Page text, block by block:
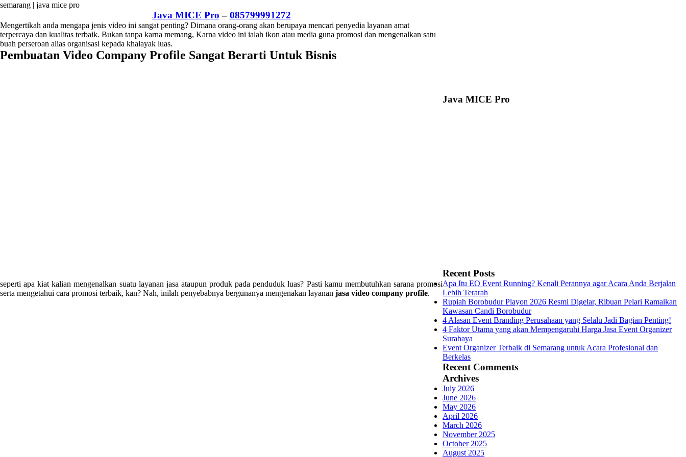
Java MICE Pro – 085799991272
Mengertikah anda mengapa jenis video ini sangat penting? Dimana orang-orang akan berupaya mencari penyedia layanan amat
terpercaya dan kualitas terbaik. Bukan tanpa karna memang, Karna video ini ialah ikon atau media guna promosi dan mengenalkan satu
buah perseroan alias organisasi kepada khalayak luas.
Pembuatan Video Company Profile Sangat Berarti Untuk Bisnis
seperti apa kiat kalian mengenalkan suatu layanan jasa ataupun produk pada penduduk luas? Pasti kamu membutuhkan sarana promosi
serta mengetahui cara promosi terbaik, kan? Nah, inilah penyebabnya bergunanya mengenakan layanan jasa video company profile.
Java MICE Pro
Recent Posts
Apa Itu EO Event Running? Kenali Perannya agar Acara Anda Berjalan
Lebih Terarah
Rupiah Borobudur Playon 2026 Resmi Digelar, Ribuan Pelari Ramaikan
Kawasan Candi Borobudur
4 Alasan Event Branding Perusahaan yang Selalu Jadi Bagian Penting!
4 Faktor Utama yang akan Mempengaruhi Harga Jasa Event Organizer
Surabaya
Event Organizer Terbaik di Semarang untuk Acara Profesional dan
Berkelas
Recent Comments
Archives
July 2026
June 2026
May 2026
April 2026
March 2026
November 2025
October 2025
August 2025